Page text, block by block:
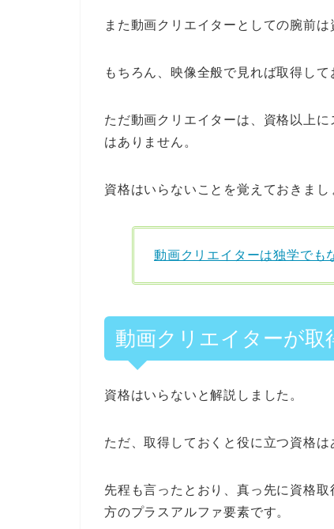
また動画クリエイターとしての腕前は
もちろん、映像全般で見れば取得し
ただ動画クリエイターは、資格以上
はありません。
資格はいらないことを覚えておきまし
動画クリエイターは独学でも
動画クリエイターが
資格はいらないと解説しました。
ただ、取得しておくと役に立つ資格は
先程も言ったとおり、真っ先に資格
方のプラスアルファ要素です。